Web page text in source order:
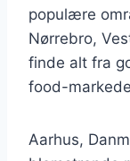
populære
Nørrebro,
finde alt fra
food-
Aarhus,